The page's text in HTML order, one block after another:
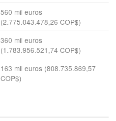
560 mil euros
(2.775.043.478,26 COP$)
360 mil euros
(1.783.956.521,74 COP$)
163 mil euros (808.735.869,57
COP$)